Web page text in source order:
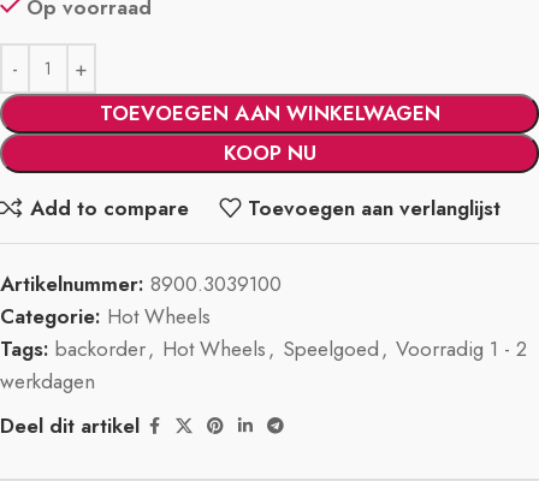
Op voorraad
TOEVOEGEN AAN WINKELWAGEN
KOOP NU
Add to compare
Toevoegen aan verlanglijst
Artikelnummer: 8900.3039100
Categorie: Hot Wheels
Tags: backorder, Hot Wheels, Speelgoed, Voorradig 1 - 2
werkdagen
Deel dit artikel